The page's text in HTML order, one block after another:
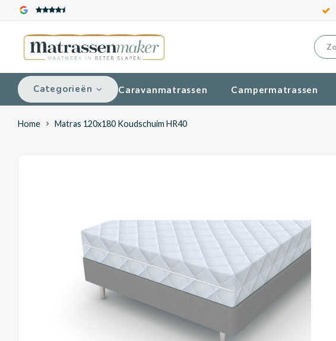
Categorieën Caravanmatrassen Campermatrassen
Home Matras 120x180 Koudschuim HR40